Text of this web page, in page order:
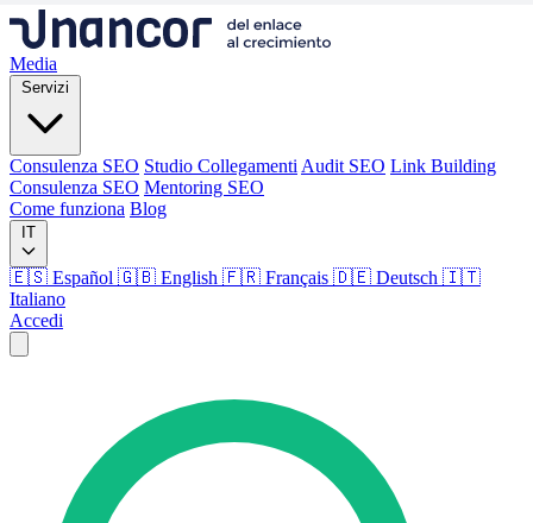
Media
Servizi
Consulenza SEO Studio Collegamenti Audit SEO Link Building
Consulenza SEO Mentoring SEO
Come funziona Blog
IT
🇪🇸 Español 🇬🇧 English 🇫🇷 Français 🇩🇪 Deutsch 🇮🇹
Italiano
Accedi
Consulenza SEO Studio Collegamenti Audit SEO
Consulenza SEO
Come funziona